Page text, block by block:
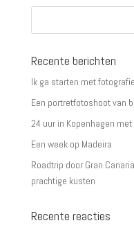
Recente berichten
Ik ga starten met
Een portretfotoshoot van
24 uur in Kopenhagen
Een week op Madeira
Roadtrip door Gran
prachtige kusten
Recente reacties